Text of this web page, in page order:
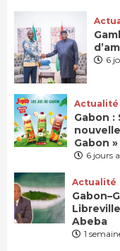
6
Actualité
Gabon :
Gabon »
6 jours
Actualité
Abeba
1